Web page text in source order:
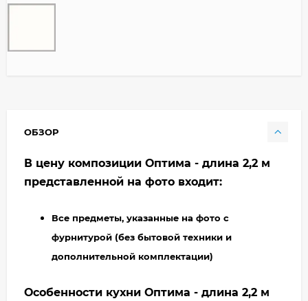
ОБЗОР
В цену композиции Оптима - длина 2,2 м
представленной на фото входит:
Все предметы, указанные на фото с
фурнитурой (без бытовой техники и
дополнительной комплектации)
Особенности кухни Оптима - длина 2,2 м